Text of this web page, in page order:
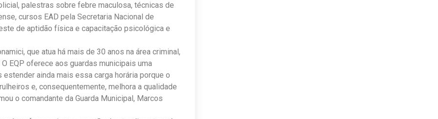
palestras sobre febre maculosa, técnicas de
cursos EAD pela Secretaria Nacional de
de aptidão física e capacitação psicológica e
que atua há mais de 30 anos na área criminal,
EQP oferece aos guardas municipais uma
ainda mais essa carga horária porque o
e, consequentemente, melhora a qualidade
o comandante da Guarda Municipal, Marcos